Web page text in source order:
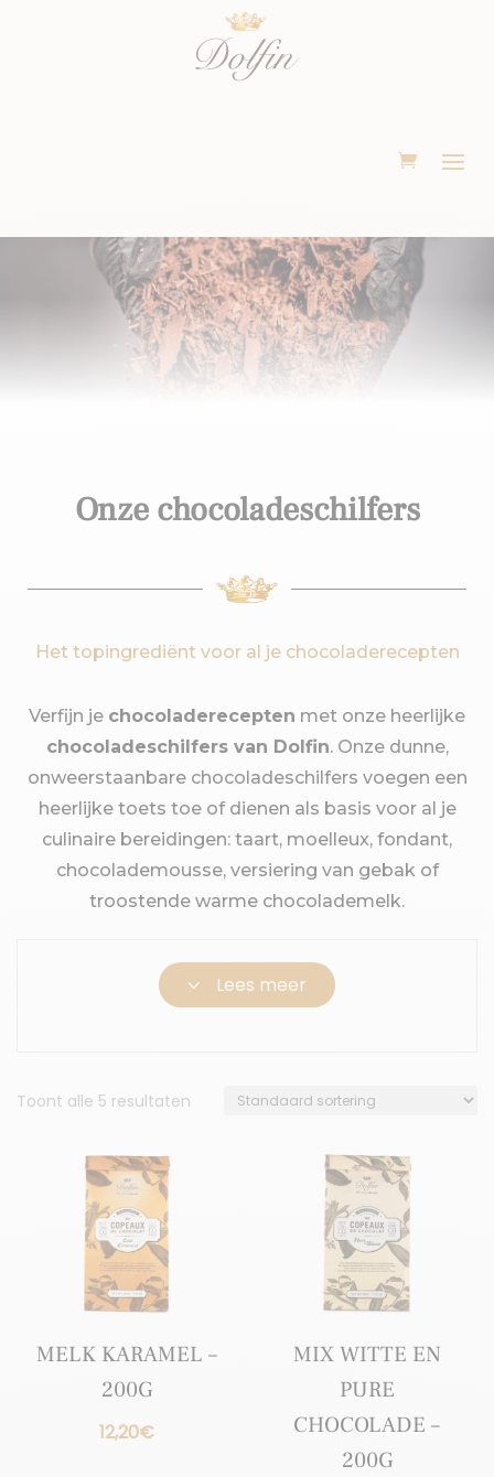
Onze chocoladeschilfers
Het topingrediënt voor al je chocoladerecepten
Verfijn je chocoladerecepten met onze heerlijke
chocoladeschilfers van Dolfin. Onze dunne,
onweerstaanbare chocoladeschilfers voegen een
heerlijke toets toe of dienen als basis voor al je
culinaire bereidingen: taart, moelleux, fondant,
chocolademousse, versiering van gebak of
troostende warme chocolademelk.
3 Lees meer
Toont alle 5 resultaten
MELK KARAMEL –
200G
12,20€
MIX WITTE EN
PURE
CHOCOLADE –
200G